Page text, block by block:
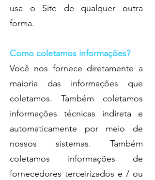
usa o Site de qualquer outra
forma.
Como coletamos informações?
Você nos fornece diretamente a
maioria das informações que
coletamos. Também coletamos
informações técnicas indireta e
automaticamente por meio de
nossos sistemas. Também
coletamos informações de
fornecedores terceirizados e / ou